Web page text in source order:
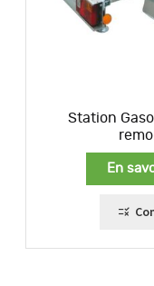
Station
En